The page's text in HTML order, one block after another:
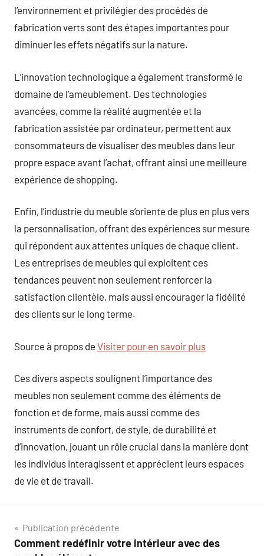
l’environnement et privilégier des procédés de
fabrication verts sont des étapes importantes pour
diminuer les effets négatifs sur la nature.
L’innovation technologique a également transformé le
domaine de l’ameublement. Des technologies
avancées, comme la réalité augmentée et la
fabrication assistée par ordinateur, permettent aux
consommateurs de visualiser des meubles dans leur
propre espace avant l’achat, offrant ainsi une meilleure
expérience de shopping.
Enfin, l’industrie du meuble s’oriente de plus en plus vers
la personnalisation, offrant des expériences sur mesure
qui répondent aux attentes uniques de chaque client.
Les entreprises de meubles qui exploitent ces
tendances peuvent non seulement renforcer la
satisfaction clientèle, mais aussi encourager la fidélité
des clients sur le long terme.
Source à propos de Visiter pour en savoir plus
Ces divers aspects soulignent l’importance des
meubles non seulement comme des éléments de
fonction et de forme, mais aussi comme des
instruments de confort, de style, de durabilité et
d’innovation, jouant un rôle crucial dans la manière dont
les individus interagissent et apprécient leurs espaces
de vie et de travail.
Navigation
Publication précédente
Comment redéfinir votre intérieur avec des